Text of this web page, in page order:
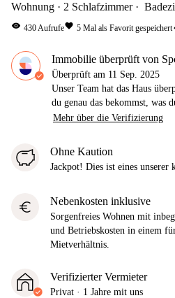
Wohnung 2 Schlafzimmer
visibility 430Aufrufefavorite 5 Mal als Favorit gespeichert
Immobilie überprüft von
Überprüft am 11 Sep. 2025
Unser Team hat das Haus
du genau das bekommst, was
Mehr über die Verifizierung
Ohne Kaution
Jackpot! Dies ist eines
euro Nebenkosten inklusive
Sorgenfreies Wohnen mit
und Betriebskosten in einem
Mietverhältnis.
Verifizierter Vermieter
Privat · 1 Jahre mit uns